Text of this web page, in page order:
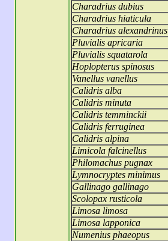
Charadrius dubius
Charadrius hiaticula
Charadrius alexandrinus
Pluvialis apricaria
Pluvialis squatarola
Hoplopterus spinosus
Vanellus vanellus
Calidris alba
Calidris minuta
Calidris temminckii
Calidris ferruginea
Calidris alpina
Limicola falcinellus
Philomachus pugnax
Lymnocryptes minimus
Gallinago gallinago
Scolopax rusticola
Limosa limosa
Limosa lapponica
Numenius phaeopus